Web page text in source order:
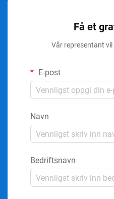
Få et
Vår representant
E-post
Navn
Bedriftsnavn